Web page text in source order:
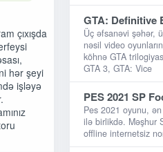
çıxışda
hər şeyi
işləyə
GTA: Definitive
Üç əfsanəvi şəhər,
nəsil video
köhnə GTA
GTA 3, GTA: Vice
PES 2021 SP
Pes 2021 oyunu,
ilə birlikdə. Məşhur
offline internetsiz